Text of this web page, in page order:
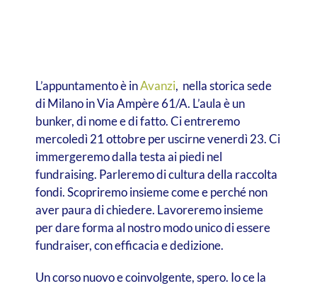
L’appuntamento è inAvanzi, nella storica sede
di Milano in Via Ampère 61/A. L’aula è un
bunker, di nome e di fatto. Ci entreremo
mercoledì 21 ottobre per uscirne venerdì 23. Ci
immergeremo dalla testa ai piedi nel
fundraising. Parleremo di cultura della raccolta
fondi. Scopriremo insieme come e perché non
aver paura di chiedere. Lavoreremo insieme
per dare forma al nostro modo unico di essere
fundraiser, con efficacia e dedizione.
Un corso nuovo e coinvolgente, spero. Io ce la